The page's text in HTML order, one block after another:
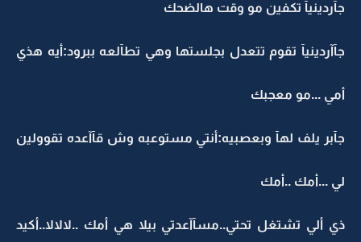
جآردينيآ تكفين مو وقت هالضحك
جآآردينيآ تقوم تتعدل بجلستها وهي تطآلعه ببرود:أيه هذي
أمي ...مو معجبك
جآبر يلف لهآ وبعصبيه:أنتي مستوعبه وش قآآعده تقوولين
لي ...أمك ..أمك
ذي ألي تشتغل تحتي..مسآآعدتي بيلا هي أمك ..لالالا..أكيد